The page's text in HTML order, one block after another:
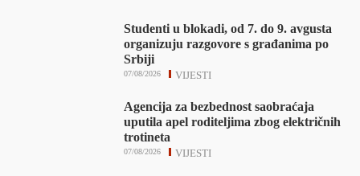
Studenti u blokadi, od 7. do 9. avgusta
organizuju razgovore s građanima po
Srbiji
VIJESTI
07/08/2026
Agencija za bezbednost saobraćaja
uputila apel roditeljima zbog električnih
trotineta
VIJESTI
07/08/2026